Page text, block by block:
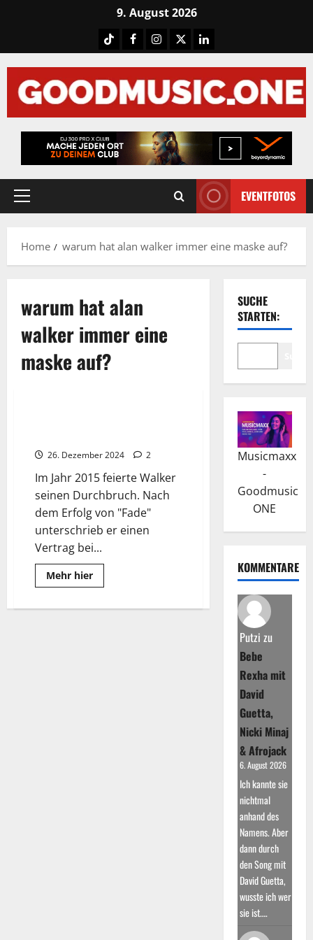
9. August 2026
TiktokFacebook
Instagram
X LinkedIN
Primary
EVENTFOTOS
Home warum hat alan walker immer eine maske auf?
warum hat alan
walker immer eine
maske auf?
26. Dezember 2024 2
Im Jahr 2015 feierte Walker
seinen Durchbruch. Nach
dem Erfolg von "Fade"
unterschrieb er einen
Vertrag bei...
Mehr hierRead
more
Walker:
SUCHE
STARTEN:
Musicmaxx
-
Goodmusic
ONE
KOMMENTARE
Putzi zu
Bebe
Rexha mit
David
Guetta,
Nicki Minaj
& Afrojack
6. August 2026
Ich kannte sie
nichtmal
anhand des
Namens. Aber
dann durch
den Song mit
David Guetta,
wusste ich wer
sie ist.…